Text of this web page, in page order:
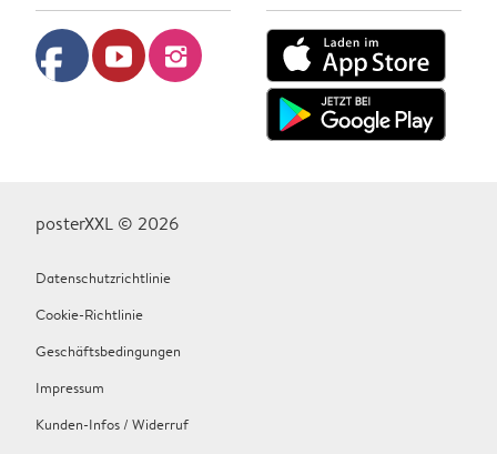
facebook youtube instagram
posterXXL © 2026
Datenschutzrichtlinie
Cookie-Richtlinie
Geschäftsbedingungen
Impressum
Kunden-Infos / Widerruf